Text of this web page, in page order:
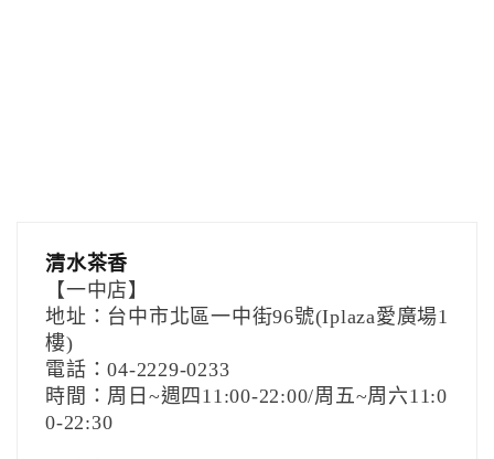
清水茶香
【一中店】
地址：台中市北區一中街96號(Iplaza愛廣場1
樓)
電話：04-2229-0233
時間：周日~週四11:00-22:00/周五~周六11:0
0-22:30